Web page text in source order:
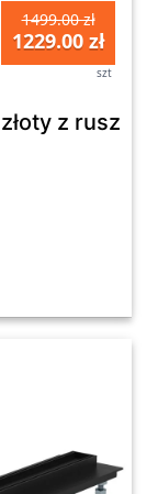
1499.00 zł
1229.00 zł
szt
z